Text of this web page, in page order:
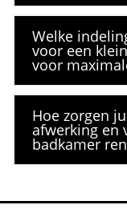
Welke
voor een
voor
Hoe zorgen
afwerking en
badkamer